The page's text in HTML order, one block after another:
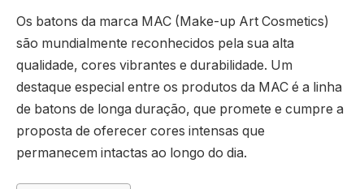
Os batons da marca MAC (Make-up Art Cosmetics)
são mundialmente reconhecidos pela sua alta
qualidade, cores vibrantes e durabilidade. Um
destaque especial entre os produtos da MAC é a linha
de batons de longa duração, que promete e cumpre a
proposta de oferecer cores intensas que
permanecem intactas ao longo do dia.